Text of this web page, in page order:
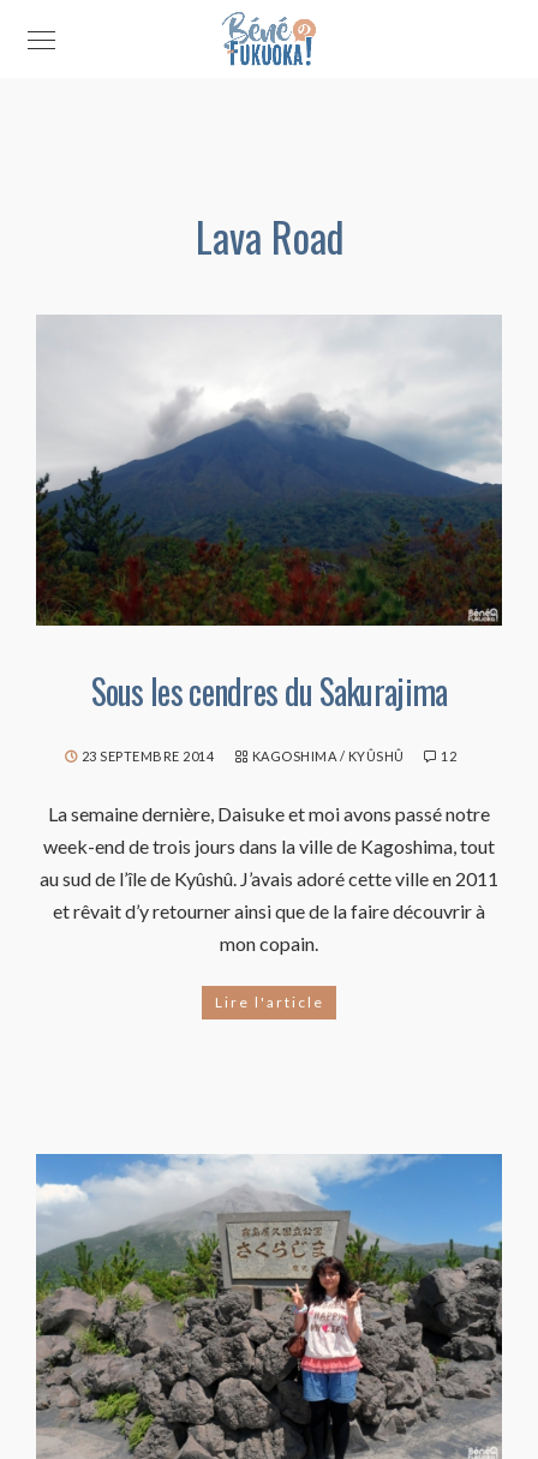
Lava Road
Sous les cendres du Sakurajima
23 SEPTEMBRE 2014 KAGOSHIMA / KYÛSHÛ 12
La semaine dernière, Daisuke et moi avons passé notre
week-end de trois jours dans la ville de Kagoshima, tout
au sud de l’île de Kyûshû. J’avais adoré cette ville en 2011
et rêvait d’y retourner ainsi que de la faire découvrir à
mon copain.
Lire l'article